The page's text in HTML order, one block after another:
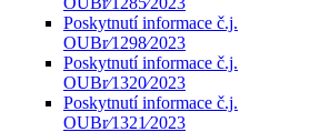
Poskytnutí informace č.j.
OUBr⁄1298⁄2023
Poskytnutí informace č.j.
OUBr⁄1320⁄2023
Poskytnutí informace č.j.
OUBr⁄1321⁄2023